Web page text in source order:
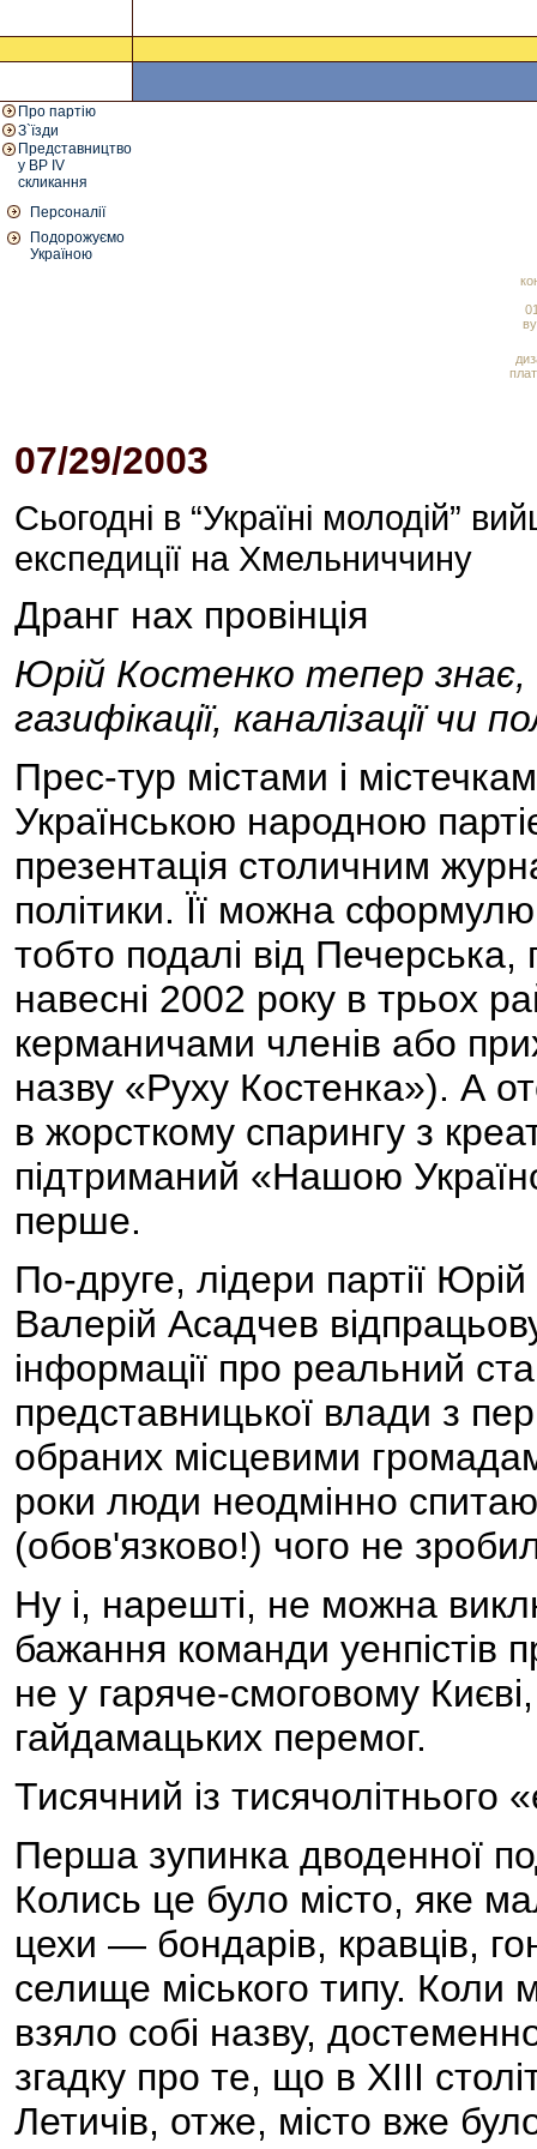
Про партію
З`їзди
Представництво
у ВР IV
скликання
Персоналії
Подорожуємо
Україною
07/29/2003
Сьогодні в “Україні молодій”
експедиції на Хмельниччину
Дранг нах провінція
Юрій Костенко тепер знає,
газифікації, каналізації чи
Прес-тур містами і
Українською народною
презентація столичним
політики. Її можна
тобто подалі від
навесні 2002 року в трьох
керманичами членів або
назву «Руху Костенка»). А
в жорсткому спарингу з
підтриманий «Нашою
перше.
По-друге, лідери партії
Валерій Асадчев
інформації про реальний
представницької влади з
обраних місцевими
роки люди неодмінно
(обов'язково!) чого не
Ну і, нарешті, не можна
бажання команди уенпістів
не у гаряче-смоговому
гайдамацьких перемог.
Тисячний із тисячолітнього
Перша зупинка дводенної
Колись це було місто, яке
цехи — бондарів, кравців,
селище міського типу. Коли
взяло собі назву,
згадку про те, що в XIII
Летичів, отже, місто вже